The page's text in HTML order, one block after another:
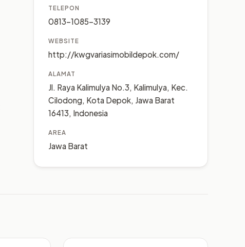
TELEPON
0813-1085-3139
WEBSITE
http://kwgvariasimobildepok.com/
ALAMAT
Jl. Raya Kalimulya No.3, Kalimulya, Kec.
Cilodong, Kota Depok, Jawa Barat
16413, Indonesia
AREA
Jawa Barat